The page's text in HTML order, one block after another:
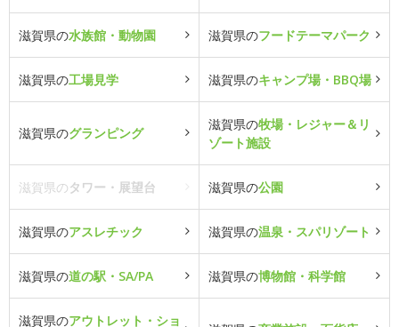
滋賀県の水族館・動物園 滋賀県のフードテーマパーク
滋賀県の工場見学 滋賀県のキャンプ場・BBQ場
滋賀県のグランピング
滋賀県の牧場・レジャー＆リ
ゾート施設
滋賀県のタワー・展望台 滋賀県の公園
滋賀県のアスレチック 滋賀県の温泉・スパリゾート
滋賀県の道の駅・SA/PA 滋賀県の博物館・科学館
滋賀県のアウトレット・ショ